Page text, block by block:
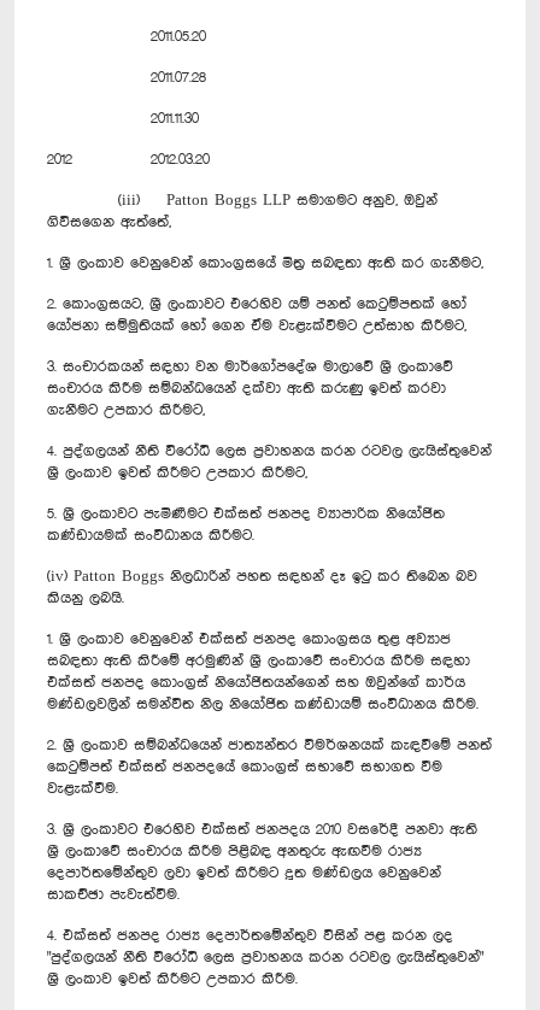
2011.05.20
2011.07.28
2011.11.30
2012 2012.03.20
(iii) Patton Boggs LLP සමාගමට අනුව, ඔවුන්
ගිවිසගෙන ඇත්තේ,
1. ශ්‍රී ලංකාව වෙනුවෙන් කොංග්‍රසයේ මිත්‍ර සබඳතා ඇති කර ගැනීමට,
2. කොංග්‍රසයට, ශ්‍රී ලංකාවට එරෙහිව යම් පනත් කෙටුම්පතක් හෝ
යෝජනා සම්මුතියක් හෝ ගෙන ඒම වැළැක්වීමට උත්සාහ කිරීමට,
3. සංචාරකයන් සඳහා වන මාර්ගෝපදේශ මාලාවේ ශ්‍රී ලංකාවේ
සංචාරය කිරීම සම්බන්ධයෙන් දක්වා ඇති කරුණු ඉවත් කරවා
ගැනීමට උපකාර කිරීමට,
4. පුද්ගලයන් නීති විරෝධි ලෙස ප්‍රවාහනය කරන රටවල ලැයිස්තුවෙන්
ශ්‍රී ලංකාව ඉවත් කිරීමට උපකාර කිරීමට,
5. ශ්‍රී ලංකාවට පැමිණීමට එක්සත් ජනපද ව්‍යාපාරික නියෝජිත
කණ්ඩායමක් සංවිධානය කිරීමට.
(iv) Patton Boggs නිලධාරින් පහත සඳහන් දෑ ඉටු කර තිබෙන බව
කියනු ලබයි.
1. ශ්‍රී ලංකාව වෙනුවෙන් එක්සත් ජනපද කොංග්‍රසය තුළ අව්‍යාජ
සබඳතා ඇති කිරීමේ අරමුණින් ශ්‍රී ලංකාවේ සංචාරය කිරීම සඳහා
එක්සත් ජනපද කොංග්‍රස් නියෝජිතයන්ගෙන් සහ ඔවුන්ගේ කාර්ය
මණ්ඩලවලින් සමන්විත නිල නියෝජිත කණ්ඩායම් සංවිධානය කිරීම.
2. ශ්‍රී ලංකාව සම්බන්ධයෙන් ජාත්‍යන්තර විමර්ශනයක් කැඳවීමේ පනත්
කෙටුම්පත් එක්සත් ජනපදයේ කොංග්‍රස් සභාවේ සභාගත වීම
වැළැක්වීම.
3. ශ්‍රී ලංකාවට එරෙහිව එක්සත් ජනපදය 2010 වසරේදී පනවා ඇති
ශ්‍රී ලංකාවේ සංචාරය කිරීම පිළිබඳ අනතුරු ඇඟවීම රාජ්‍ය
දෙපාර්තමේන්තුව ලවා ඉවත් කිරීමට දූත මණ්ඩලය වෙනුවෙන්
සාකච්ඡා පැවැත්වීම.
4. එක්සත් ජනපද රාජ්‍ය දෙපාර්තමේන්තුව විසින් පළ කරන ලද
"පුද්ගලයන් නීති විරෝධි ලෙස ප්‍රවාහනය කරන රටවල ලැයිස්තුවෙන්"
ශ්‍රී ලංකාව ඉවත් කිරීමට උපකාර කිරීම.